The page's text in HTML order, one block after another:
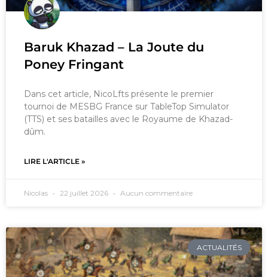
Baruk Khazad – La Joute du
Poney Fringant
Dans cet article, NicoLfts présente le premier
tournoi de MESBG France sur TableTop Simulator
(TTS) et ses batailles avec le Royaume de Khazad-
dûm.
LIRE L'ARTICLE »
Nicolas 22 juillet 2026 Aucun commentaire
ACTUALITÉS